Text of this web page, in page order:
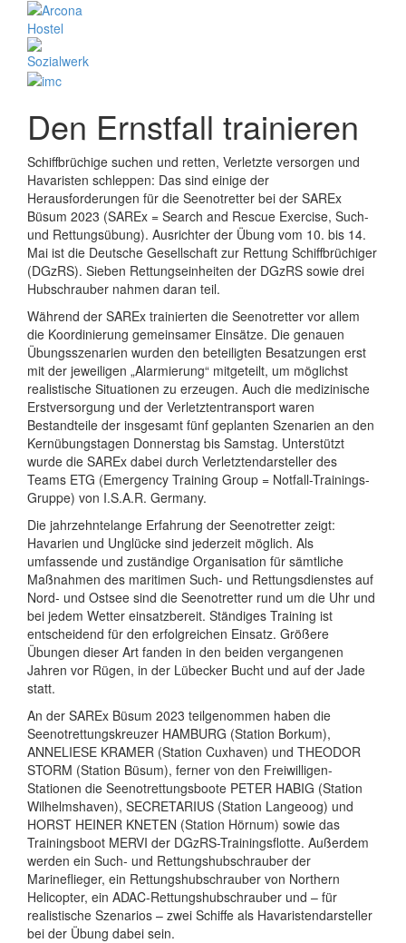
Den Ernstfall trainieren
Schiffbrüchige suchen und retten, Verletzte versorgen und
Havaristen schleppen: Das sind einige der
Herausforderungen für die Seenotretter bei der SAREx
Büsum 2023 (SAREx = Search and Rescue Exercise, Such-
und Rettungsübung). Ausrichter der Übung vom 10. bis 14.
Mai ist die Deutsche Gesellschaft zur Rettung Schiffbrüchiger
(DGzRS). Sieben Rettungseinheiten der DGzRS sowie drei
Hubschrauber nahmen daran teil.
Während der SAREx trainierten die Seenotretter vor allem
die Koordinierung gemeinsamer Einsätze. Die genauen
Übungsszenarien wurden den beteiligten Besatzungen erst
mit der jeweiligen „Alarmierung“ mitgeteilt, um möglichst
realistische Situationen zu erzeugen. Auch die medizinische
Erstversorgung und der Verletztentransport waren
Bestandteile der insgesamt fünf geplanten Szenarien an den
Kernübungstagen Donnerstag bis Samstag. Unterstützt
wurde die SAREx dabei durch Verletztendarsteller des
Teams ETG (Emergency Training Group = Notfall-Trainings-
Gruppe) von I.S.A.R. Germany.
Die jahrzehntelange Erfahrung der Seenotretter zeigt:
Havarien und Unglücke sind jederzeit möglich. Als
umfassende und zuständige Organisation für sämtliche
Maßnahmen des maritimen Such- und Rettungsdienstes auf
Nord- und Ostsee sind die Seenotretter rund um die Uhr und
bei jedem Wetter einsatzbereit. Ständiges Training ist
entscheidend für den erfolgreichen Einsatz. Größere
Übungen dieser Art fanden in den beiden vergangenen
Jahren vor Rügen, in der Lübecker Bucht und auf der Jade
statt.
An der SAREx Büsum 2023 teilgenommen haben die
Seenotrettungskreuzer HAMBURG (Station Borkum),
ANNELIESE KRAMER (Station Cuxhaven) und THEODOR
STORM (Station Büsum), ferner von den Freiwilligen-
Stationen die Seenotrettungsboote PETER HABIG (Station
Wilhelmshaven), SECRETARIUS (Station Langeoog) und
HORST HEINER KNETEN (Station Hörnum) sowie das
Trainingsboot MERVI der DGzRS-Trainingsflotte. Außerdem
werden ein Such- und Rettungshubschrauber der
Marineflieger, ein Rettungshubschrauber von Northern
Helicopter, ein ADAC-Rettungshubschrauber und – für
realistische Szenarios – zwei Schiffe als Havaristendarsteller
bei der Übung dabei sein.